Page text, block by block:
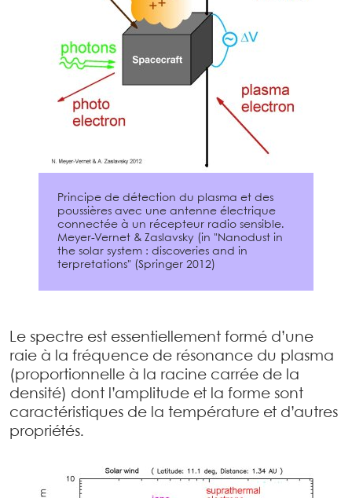
Principe de détection du plasma et des
poussières avec une antenne électrique
connectée à un récepteur radio sensible.
Meyer-Vernet & Zaslavsky (in "Nanodust in
the solar system : discoveries and in
terpretations" (Springer 2012)
Le spectre est essentiellement formé d’une
raie à la fréquence de résonance du plasma
(proportionnelle à la racine carrée de la
densité) dont l’amplitude et la forme sont
caractéristiques de la température et d’autres
propriétés.